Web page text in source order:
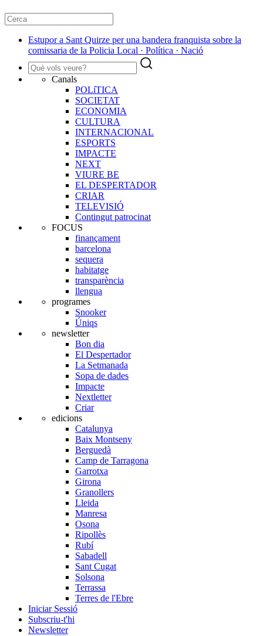
Estupor a Sant Quirze per una bandera franquista sobre la
comissaria de la Policia Local · Política · Nació
Canals
POLíTICA
SOCIETAT
ECONOMIA
CULTURA
INTERNACIONAL
ESPORTS
IMPACTE
NEXT
VIURE BE
EL DESPERTADOR
CRIAR
TELEVISIÓ
Contingut patrocinat
FOCUS
finançament
barcelona
sequera
habitatge
transparència
llengua
programes
Snooker
Úniqs
newsletter
Bon dia
El Despertador
La Setmanada
Sopa de dades
Impacte
Nextletter
Criar
edicions
Catalunya
Baix Montseny
Berguedà
Camp de Tarragona
Garrotxa
Girona
Granollers
Lleida
Manresa
Osona
Ripollès
Rubí
Sabadell
Sant Cugat
Solsona
Terrassa
Terres de l'Ebre
Iniciar Sessió
Subscriu-t'hi
Newsletter